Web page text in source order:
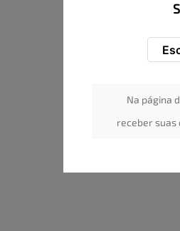
Na página
receber suas